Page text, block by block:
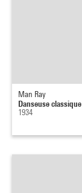
Man Ray
Danseuse classique
1934